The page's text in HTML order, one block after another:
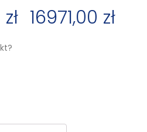
zł 16971,00 zł